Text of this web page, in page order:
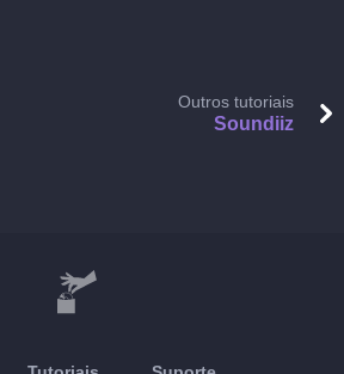
Outros tutoriais
Soundiiz